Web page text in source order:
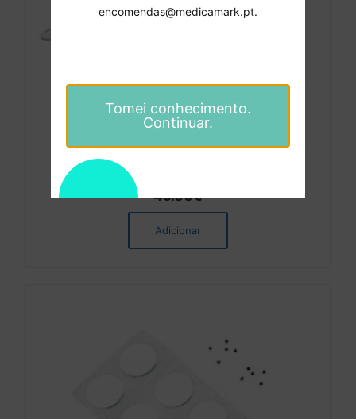
Espelho Dental com Endo-Régua R98 M2 4pcs + 2
espelhos sobressalentes – MOTRANSER
49.00€
Adicionar
encomendas@medicamark.pt.
Tomei conhecimento.
Continuar.